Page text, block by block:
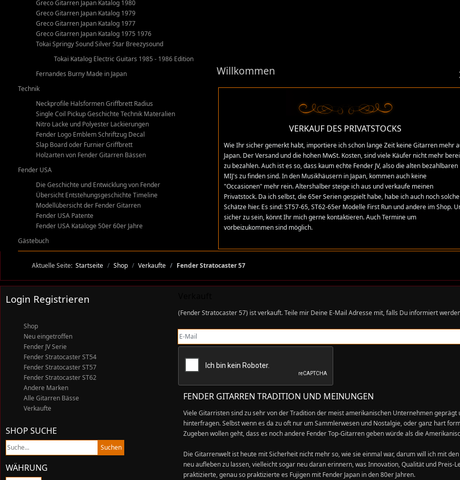
Greco Gitarren Japan Katalog 1980
Greco Gitarren Japan Katalog 1979
Greco Gitarren Japan Katalog 1977
Greco Gitarren Japan Katalog 1975 1976
Tokai Springy Sound Silver Star Breezysound
Tokai Katalog Electric Guitars 1985 - 1986 Edition
Fernandes Burny Made in Japan
Technik
Neckprofile Halsformen Griffbrett Radius
Single Coil Pickup Geschichte Technik Materalien
Nitro Lacke und Polyester Lackierungen
Fender Logo Emblem Schriftzug Decal
Slap Board oder Furnier Griffbrett
Holzarten von Fender Gitarren Bässen
Fender USA
Die Geschichte und Entwicklung von Fender
Übersicht Entstehungsgeschichte Timeline
Modellübersicht der Fender Gitarren
Fender USA Patente
Fender USA Kataloge 50er 60er Jahre
Gästebuch
Aktuelle Seite: Startseite Shop Verkaufte Fender Stratocaster 57
Login Registrieren
Shop
Neu eingetroffen
Fender JV Serie
Fender Stratocaster ST54
Fender Stratocaster ST57
Fender Stratocaster ST62
Andere Marken
Alle Gitarren Bässe
Verkaufte
SHOP SUCHE
WÄHRUNG
(Fender Stratocaster 57) ist verkauft. Teile mir Deine E-Mail Adresse mit, falls Du informiert
E-Mail
FENDER GITARREN TRADITION UND MEINUNGEN
Viele Gitarristen sind zu sehr von der Tradition der meist amerikanischen Unternehmen
hinterfragen. Selbst wenn es da zu oft nur um Sammlerwesen und Nostalgie, oder ganz hart
Zugeben wollen geht, dass es noch andere Fender Top-Gitarren geben würde als die
Die Gitarrenwelt ist heute mit Sicherheit nicht mehr so, wie sie einmal war, darum will ich mit
neu aufleben zu lassen, vielleicht sogar neu daran erinnern, was Innovation, Qualität und Preis-
praktizierte, genau so praktizierte es Fujigen mit Fender Japan in den 80er Jahren.
Willkommen
VERKAUF DES PRIVATSTOCKS
Wie Ihr sicher gemerkt habt, importiere ich schon lange Zeit keine Gitarren mehr
Japan. Der Versand und die hohen MwSt. Kosten, sind viele Käufer nicht mehr
zu bezahlen. Auch ist es so, dass kaum echte Fender JV, also die alten bezahlbaren
MIJ's zu finden sind. In den Musikhäusern in Japan, kommen auch keine
"Occasionen" mehr rein. Altershalber steige ich aus und verkaufe meinen
Privatstock. Da ich selbst, die 65er Serien gespielt habe, habe ich auch noch solche
Schätze hier. Es sind: ST57-65, ST62-65er Modelle First Run und andere im Shop.
sicher zu sein, könnt Ihr mich gerne kontaktieren. Auch Termine um
vorbeizukommen sind möglich.